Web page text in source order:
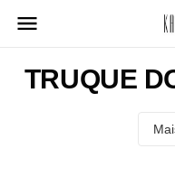
para
conteúdo
TRUQUE